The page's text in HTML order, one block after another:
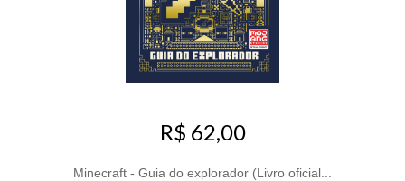
R$ 62,00
Minecraft - Guia do explorador (Livro oficial...